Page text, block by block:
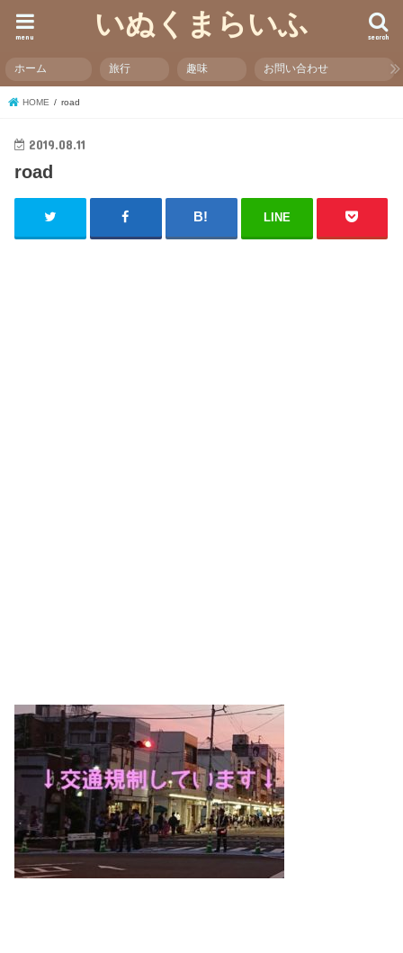
いぬくまらいふ search
menu
ホーム 旅行 趣味 お問い合わせ
HOME road
2019.08.11
road
LINE